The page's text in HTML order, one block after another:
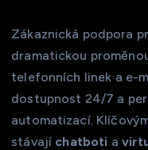
Zákaznická podpora
dramatickou
telefonních linek a e-
dostupnost 24/7 a
automatizací.
stávají chatboti a